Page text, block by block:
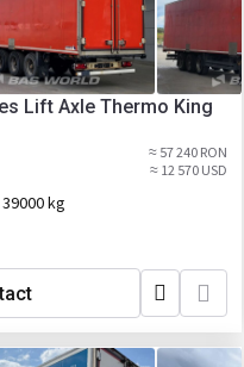
Lift Axle Thermo King
≈ 57 240 RON
≈ 12 570 USD
39000 kg